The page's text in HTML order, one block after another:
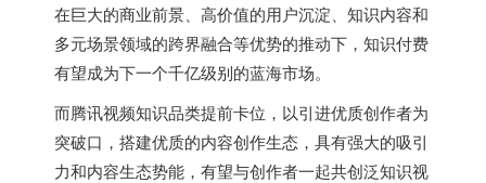
在巨大的商业前景、高价值的用户沉淀、知识内容和
多元场景领域的跨界融合等优势的推动下，知识付费
有望成为下一个千亿级别的蓝海市场。
而腾讯视频知识品类提前卡位，以引进优质创作者为
突破口，搭建优质的内容创作生态，具有强大的吸引
力和内容生态势能，有望与创作者一起共创泛知识视